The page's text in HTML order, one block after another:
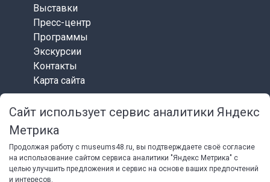
Выставки
Пресс-центр
Программы
Экскурсии
Контакты
Карта сайта
СОЦИАЛЬНЫЕ СЕТИ
Сайт использует сервис аналитики Яндекс
Метрика
Продолжая работу с museums48.ru, вы подтверждаете своё согласие
на использование сайтом сервиса аналитики "Яндекс Метрика" с
целью улучшить предложения и сервис на основе ваших предпочтений
и интересов.